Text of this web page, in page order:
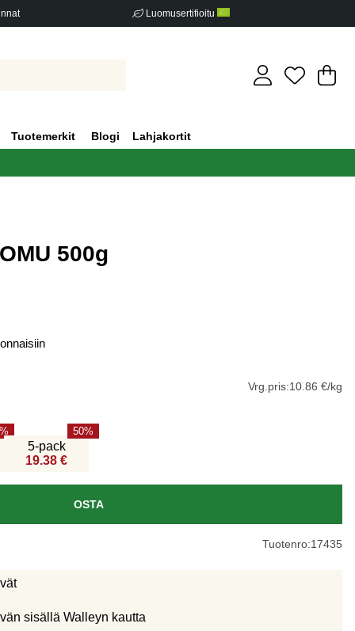
Luomusertifioitu
.
Tuotemerkit Blogi Lahjakortit
500g
Vrg.pris:10.86 €/kg
5-pack
19.38 €
50
OSTA
Tuotenro:17435
sisällä Walleyn kautta